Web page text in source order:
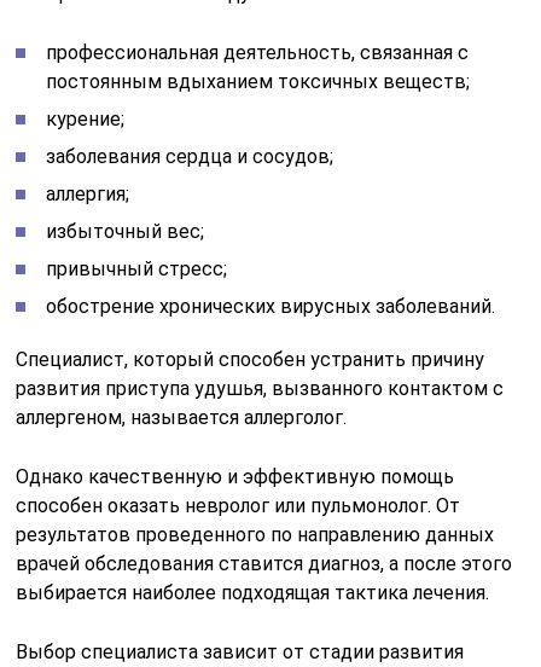
профессиональная деятельность, связанная с
постоянным вдыханием токсичных веществ;
курение;
заболевания сердца и сосудов;
аллергия;
избыточный вес;
привычный стресс;
обострение хронических вирусных заболеваний.
Специалист, который способен устранить причину
развития приступа удушья, вызванного контактом с
аллергеном, называется аллерголог.
Однако качественную и эффективную помощь
способен оказать невролог или пульмонолог. От
результатов проведенного по направлению данных
врачей обследования ставится диагноз, а после этого
выбирается наиболее подходящая тактика лечения.
Выбор специалиста зависит от стадии развития